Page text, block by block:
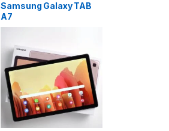
Samsung Galaxy TAB
A7